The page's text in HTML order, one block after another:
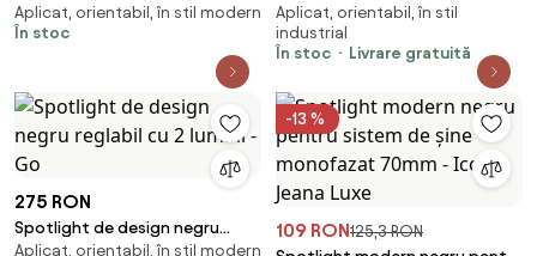
sistem de șine monofazat 9W
3000K - Magnetic Gert
Aplicat, orientabil, în stil modern
În stoc
fixare din lemn și reglabil cu 2
lumini - Emado
Aplicat, orientabil, în stil
industrial
În stoc
Livrare gratuită
275 RON
Spotlight de design negru
reglabil cu 2 lumini - Go
Aplicat, orientabil, în stil modern
-13 %
109 RON125,3 RON